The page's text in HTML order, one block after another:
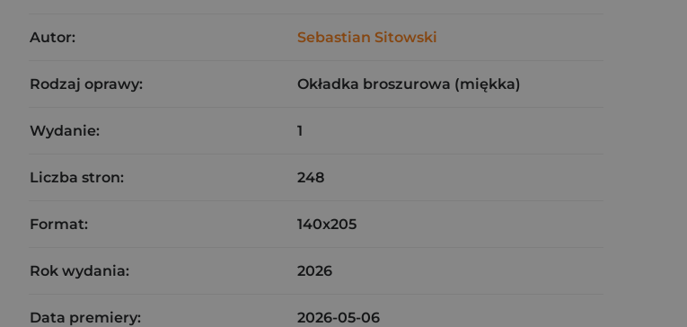
Autor: Sebastian Sitowski
Rodzaj oprawy: Okładka broszurowa (miękka)
Wydanie: 1
Liczba stron: 248
Format: 140x205
Rok wydania: 2026
Data premiery: 2026-05-06